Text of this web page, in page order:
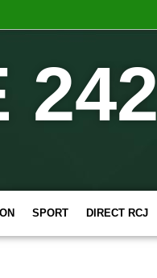
242
SPORT DIRECT RCJ